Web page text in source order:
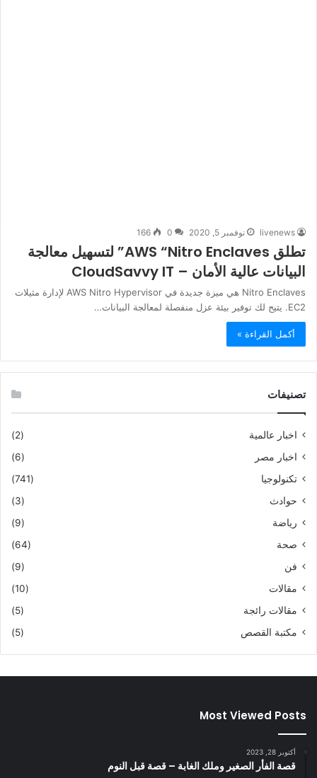
livenews نوفمبر 5, 2020 0
166
تطلق AWS “Nitro Enclaves” لتسهيل معالجة
البيانات عالية الأمان – CloudSavvy IT
Nitro Enclaves هي ميزة جديدة في AWS Nitro Hypervisor لإدارة مثيلات
EC2. يتيح لك توفير بيئة عزل منفصلة لمعالجة البيانات…
أكمل القراءة »
تصنيفات
اخبار عالمية
(2)
اخبار مصر
(6)
تكنولوجيا
(741)
حوادث
(3)
رياضة
(9)
صحة
(64)
فن
(9)
مقالات
(10)
مقالات رائجة
(5)
مكتبة القصص
(5)
Most Viewed Posts
أكتوبر 28, 2023
قصة الفأر الصغير وملك الغابة – قصة قبل النوم